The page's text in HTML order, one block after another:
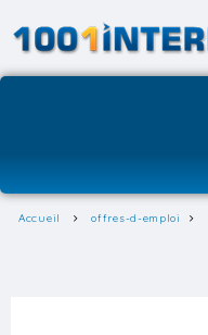
Accueil offres-d-emploi